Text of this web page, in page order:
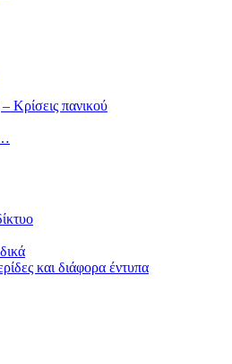
Κρίσεις πανικού
και διάφορα έντυπα